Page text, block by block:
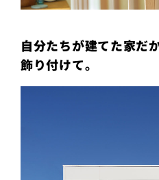
自分たちが建てた家だ
飾り付けて。